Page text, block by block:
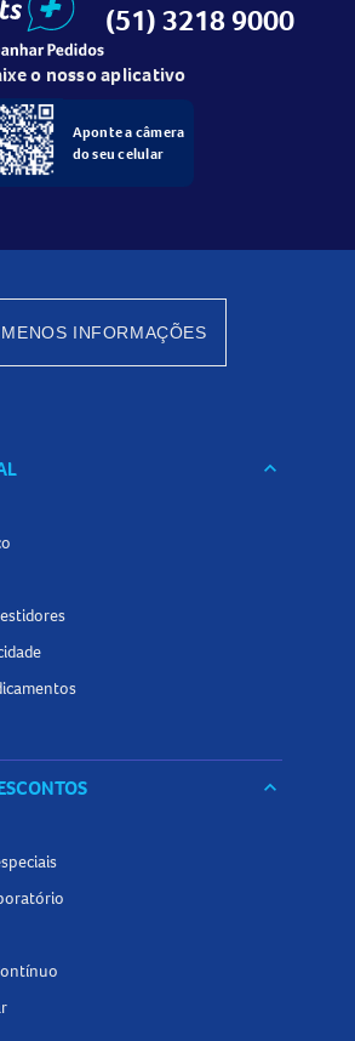
(51) 3218 9000
o nosso aplicativo
Aponte a câmera
do seu celular
MENOS INFORMAÇÕES
keyboard_arrow_down
keyboard_arrow_down